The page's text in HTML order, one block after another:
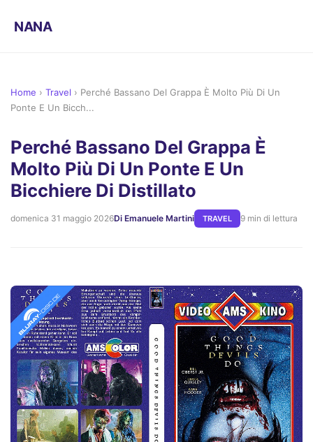
NANA
Home › Travel › Perché Bassano Del Grappa È Molto Più Di Un
Ponte E Un Bicch...
Perché Bassano Del Grappa È
Molto Più Di Un Ponte E Un
Bicchiere Di Distillato
domenica 31 maggio 2026Di Emanuele Martini TRAVEL 9 min di lettura